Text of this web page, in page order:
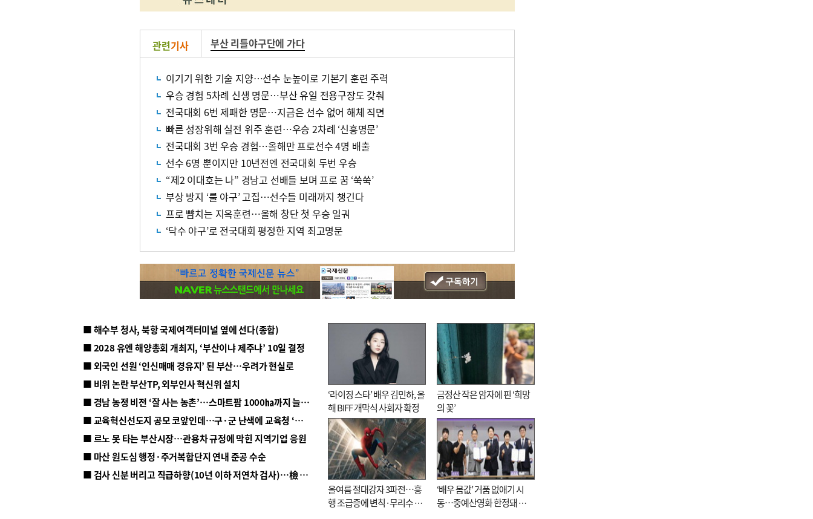
관련기사 부산 리틀야구단에 가다
이기기 위한 기술 지양…선수 눈높이로 기본기 훈련 주력
우승 경험 5차례 신생 명문…부산 유일 전용구장도 갖춰
전국대회 6번 제패한 명문…지금은 선수 없어 해체 직면
빠른 성장위해 실전 위주 훈련…우승 2차례 ‘신흥명문’
전국대회 3번 우승 경험…올해만 프로선수 4명 배출
선수 6명 뿐이지만 10년전엔 전국대회 두번 우승
“제2 이대호는 나” 경남고 선배들 보며 프로 꿈 ‘쑥쑥’
부상 방지 ‘룰 야구’ 고집…선수들 미래까지 챙긴다
프로 뺨치는 지옥훈련…올해 창단 첫 우승 일궈
‘닥수 야구’로 전국대회 평정한 지역 최고명문
■ 해수부 청사, 북항 국제여객터미널 옆에 선다(종합)
■ 2028 유엔 해양총회 개최지, ‘부산이냐 제주냐’ 10일 결정
■ 외국인 선원 ‘인신매매 경유지’ 된 부산…우려가 현실로
■ 비위 논란 부산TP, 외부인사 혁신위 설치
■ 경남 농정 비전 ‘잘 사는 농촌’…스마트팜 1000㏊까지 늘린다
■ 교육혁신선도지 공모 코앞인데…구·군 난색에 교육청 ‘쩔쩔’
■ 르노 못 타는 부산시장…관용차 규정에 막힌 지역기업 응원
■ 마산 원도심 행정·주거복합단지 연내 준공 수순
■ 검사 신분 버리고 직급하향(10년 이하 저연차 검사)…檢 중수청행 기피
‘라이징 스타’ 배우 김민하, 올
해 BIFF 개막식 사회자 확정
금정산 작은 암자에 핀 ‘희망
의 꽃’
올여름 절대강자 3파전…흥
행 조급증에 변칙·무리수 마
‘배우 몸값’ 거품 없애기 시
동…중예산영화 한정돼 실